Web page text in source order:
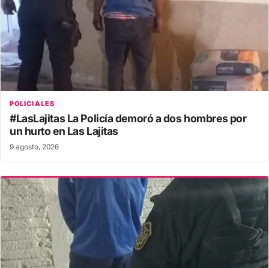
POLICIALES
#LasLajitas La Policía demoró a dos hombres por
un hurto en Las Lajitas
9 agosto, 2026